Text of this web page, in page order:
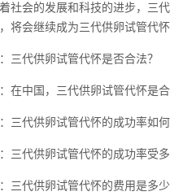
社会的发展和科技的进步，三
将会继续成为三代供卵试管代怀
三代供卵试管代怀是否合法？
在中国，三代供卵试管代怀是
三代供卵试管代怀的成功率如何
三代供卵试管代怀的成功率受
三代供卵试管代怀的费用是多少